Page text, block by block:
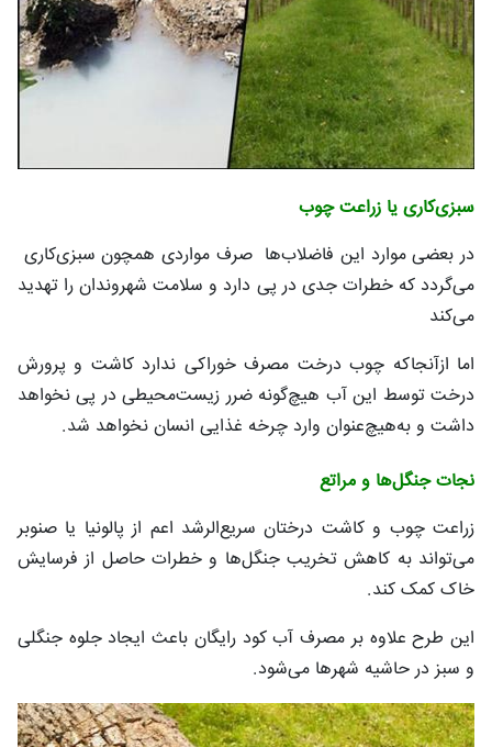
سبزی‌کاری یا زراعت چوب
در بعضی موارد این فاضلاب‌ها صرف مواردی همچون سبزی‌کاری
می‌گردد که خطرات جدی در پی دارد و سلامت شهروندان را تهدید
می‌کند
اما ازآنجاکه چوب درخت مصرف خوراکی ندارد کاشت و پرورش
درخت توسط این آب هیچ‌گونه ضرر زیست‌محیطی در پی نخواهد
داشت و به‌هیچ‌عنوان وارد چرخه غذایی انسان نخواهد شد.
نجات جنگل‌ها و مراتع
زراعت چوب و کاشت درختان سریع‌الرشد اعم از پالونیا یا صنوبر
می‌تواند به کاهش تخریب جنگل‌ها و خطرات حاصل از فرسایش
خاک کمک کند.
این طرح علاوه بر مصرف آب کود رایگان باعث ایجاد جلوه جنگلی
و سبز در حاشیه شهرها می‌شود.